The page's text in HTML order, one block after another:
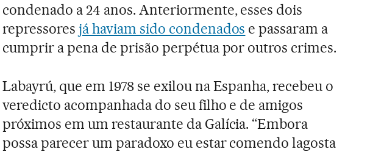
condenado a 24 anos. Anteriormente, esses dois
repressores já haviam sido condenados e passaram a
cumprir a pena de prisão perpétua por outros crimes.
Labayrú, que em 1978 se exilou na Espanha, recebeu o
veredicto acompanhada do seu filho e de amigos
próximos em um restaurante da Galícia. “Embora
possa parecer um paradoxo eu estar comendo lagosta